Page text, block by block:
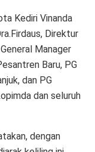
Kediri Vinanda
Direktur
Manager
Baru, PG
dan PG
dan seluruh
dengan